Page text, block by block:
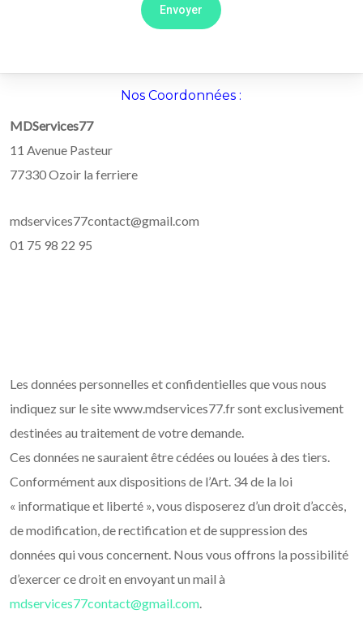
Nos Coordonnées :
MDServices77
11 Avenue Pasteur
77330 Ozoir la ferriere
mdservices77contact@gmail.com
01 75 98 22 95
Les données personnelles et confidentielles que vous nous
indiquez sur le site www.mdservices77.fr sont exclusivement
destinées au traitement de votre demande.
Ces données ne sauraient être cédées ou louées à des tiers.
Conformément aux dispositions de l’Art. 34 de la loi
« informatique et liberté », vous disposerez d’un droit d’accès,
de modification, de rectification et de suppression des
données qui vous concernent. Nous vous offrons la possibilité
d’exercer ce droit en envoyant un mail à
mdservices77contact@gmail.com.